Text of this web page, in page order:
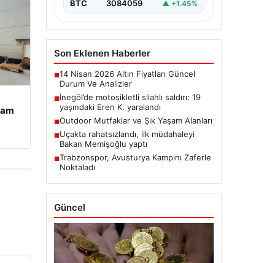
BTC 3084059 ▲ +1.45%
Son Eklenen Haberler
■14 Nisan 2026 Altın Fiyatları Güncel
Durum Ve Analizler
■İnegöl’de motosikletli silahlı saldırı: 19
yaşındaki Eren K. yaralandı
■Outdoor Mutfaklar ve Şık Yaşam Alanları
■Uçakta rahatsızlandı, ilk müdahaleyi
Bakan Memişoğlu yaptı
■Trabzonspor, Avusturya Kampını Zaferle
Noktaladı
Güncel